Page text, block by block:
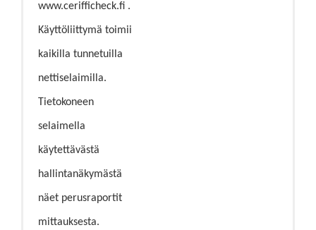
www.cerifficheck.fi .
Käyttöliittymä toimii
kaikilla tunnetuilla
nettiselaimilla.
Tietokoneen
selaimella
käytettävästä
hallintanäkymästä
näet perusraportit
mittauksesta.